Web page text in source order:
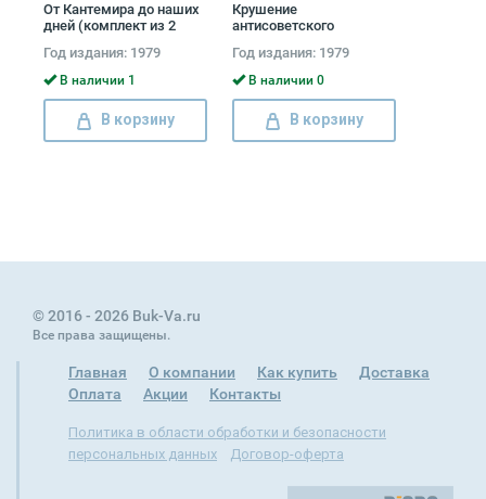
От Кантемира до наших
дней (комплект из 2
Год издания: 1979
В наличии 1
В корзину
Крушение
антисоветского
(комплект из 2 книг)
Давид Голинков
Год издания: 1979
В наличии 0
В корзину
© 2016 - 2026 Buk-Va.ru
Все права защищены.
Главная О компании Как купить
Доставка
Оплата
Акции Контакты
Политика в области обработки и безопасности
персональных данных
Договор-оферта